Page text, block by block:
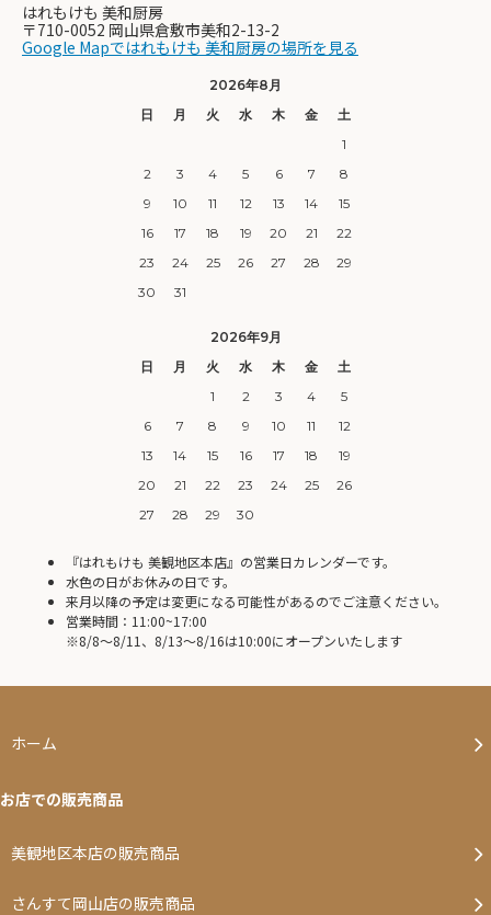
はれもけも 美和厨房
〒710-0052 岡山県倉敷市美和2-13-2
Google Mapではれもけも 美和厨房の場所を見る
2026年8月
日
月 火 水 木 金
土
1
2
3 4 5 6 7
8
9
10 11 12 13 14
15
16
17 18 19 20 21
22
23
24 25 26 27 28
29
30
31
2026年9月
日
月 火 水 木 金
土
1
2 3 4
5
6
7 8 9 10 11
12
13
14 15 16 17 18
19
20
21 22 23 24 25
26
27
28 29 30
『はれもけも 美観地区本店』の営業日カレンダーです。
水色の日がお休みの日です。
来月以降の予定は変更になる可能性があるのでご注意ください。
営業時間：11:00~17:00
※8/8〜8/11、8/13〜8/16は10:00にオープンいたします
ホーム
お店での販売商品
美観地区本店の販売商品
さんすて岡山店の販売商品